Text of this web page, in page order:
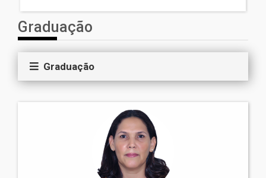
Graduação
Graduação